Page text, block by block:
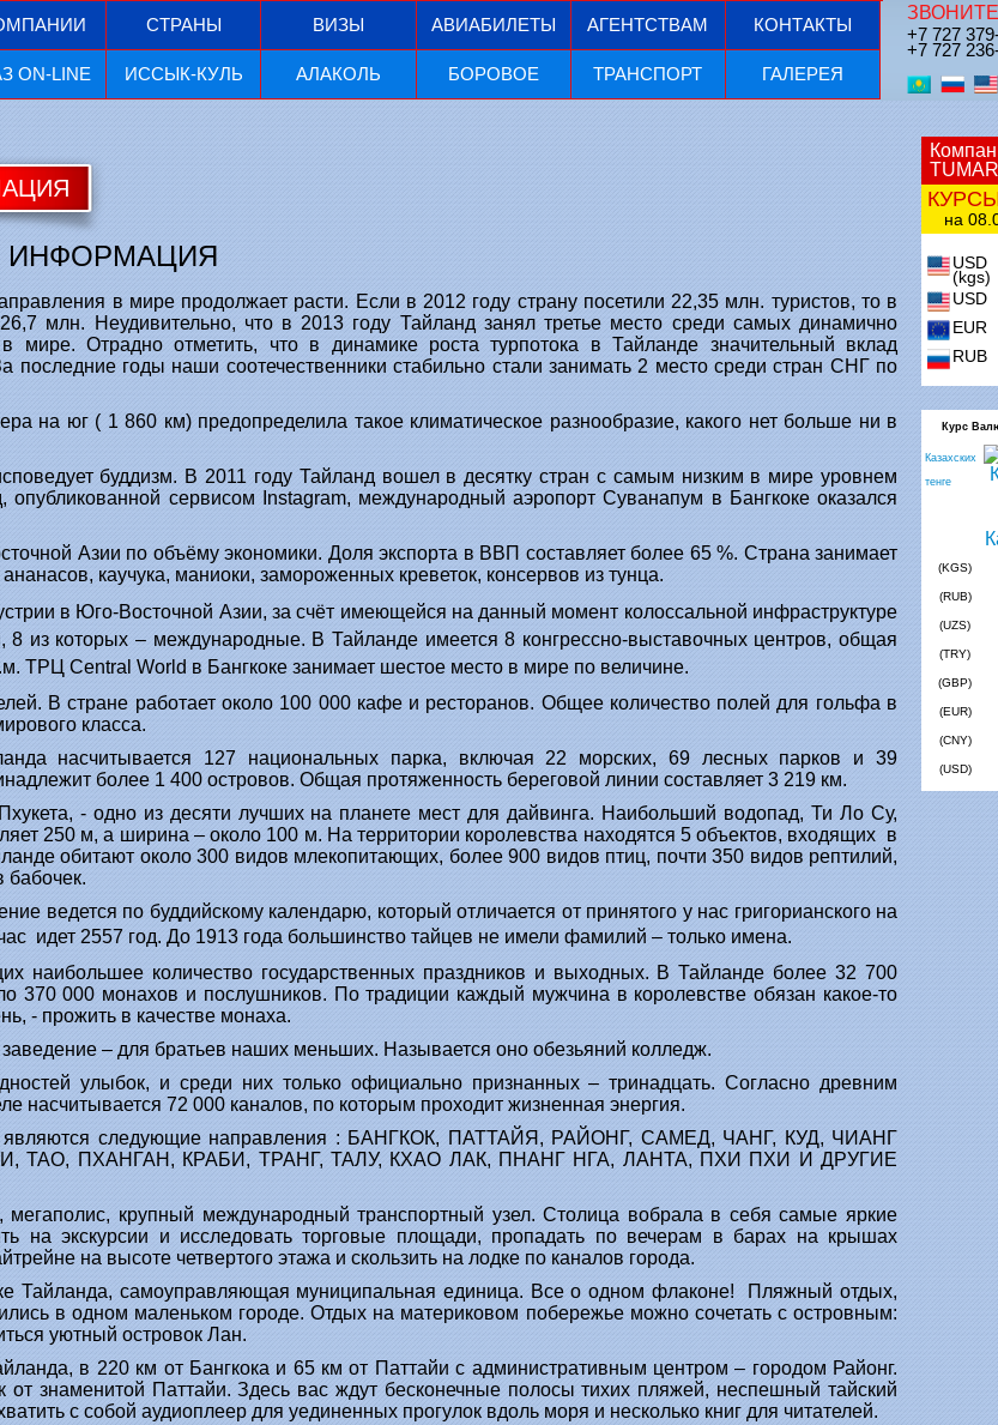
СТРАНЫ ВИЗЫ АВИАБИЛЕТЫ АГЕНТСТВАМ КОНТАКТЫ
ON-LINE ИССЫК-КУЛЬ АЛАКОЛЬ БОРОВОЕ ТРАНСПОРТ ГАЛЕРЕЯ
+7 727
+7 727
ИНФОРМАЦИЯ
в мире продолжает расти. Если в 2012 году страну посетили 22,35 млн. туристов, то в
млн. Неудивительно, что в 2013 году Тайланд занял третье место среди самых динамично
мире. Отрадно отметить, что в динамике роста турпотока в Тайланде значительный вклад
последние годы наши соотечественники стабильно стали занимать 2 место среди стран СНГ по
на юг ( 1 860 км) предопределила такое климатическое разнообразие, какого нет больше ни в
буддизм. В 2011 году Тайланд вошел в десятку стран с самым низким в мире уровнем
сервисом Instagram, международный аэропорт Суванапум в Бангкоке оказался
Азии по объёму экономики. Доля экспорта в ВВП составляет более 65 %. Страна занимает
каучука, маниоки, замороженных креветок, консервов из тунца.
в Юго-Восточной Азии, за счёт имеющейся на данный момент колоссальной инфраструктуре
8 из которых – международные. В Тайланде имеется 8 конгрессно-выставочных центров, общая
ТРЦ Central World в Бангкоке занимает шестое место в мире по величине.
В стране работает около 100 000 кафе и ресторанов. Общее количество полей для гольфа в
класса.
насчитывается 127 национальных парка, включая 22 морских, 69 лесных парков и 39
более 1 400 островов. Общая протяженность береговой линии составляет 3 219 км.
- одно из десяти лучших на планете мест для дайвинга. Наибольший водопад, Ти Ло Су,
250 м, а ширина – около 100 м. На территории королевства находятся 5 объектов, входящих в
обитают около 300 видов млекопитающих, более 900 видов птиц, почти 350 видов рептилий,
ведется по буддийскому календарю, который отличается от принятого у нас григорианского на
идет 2557 год. До 1913 года большинство тайцев не имели фамилий – только имена.
наибольшее количество государственных праздников и выходных. В Тайланде более 32 700
370 000 монахов и послушников. По традиции каждый мужчина в королевстве обязан какое-то
- прожить в качестве монаха.
– для братьев наших меньших. Называется оно обезьяний колледж.
улыбок, и среди них только официально признанных – тринадцать. Согласно древним
насчитывается 72 000 каналов, по которым проходит жизненная энергия.
являются следующие направления : БАНГКОК, ПАТТАЙЯ, РАЙОНГ, САМЕД, ЧАНГ, КУД, ЧИАНГ
ТАО, ПХАНГАН, КРАБИ, ТРАНГ, ТАЛУ, КХАО ЛАК, ПНАНГ НГА, ЛАНТА, ПХИ ПХИ И ДРУГИЕ
крупный международный транспортный узел. Столица вобрала в себя самые яркие
на экскурсии и исследовать торговые площади, пропадать по вечерам в барах на крышах
на высоте четвертого этажа и скользить на лодке по каналов города.
Тайланда, самоуправляющая муниципальная единица. Все о одном флаконе! Пляжный отдых,
в одном маленьком городе. Отдых на материковом побережье можно сочетать с островным:
уютный островок Лан.
в 220 км от Бангкока и 65 км от Паттайи с административным центром – городом Районг.
от знаменитой Паттайи. Здесь вас ждут бесконечные полосы тихих пляжей, неспешный тайский
с собой аудиоплеер для уединенных прогулок вдоль моря и несколько книг для читателей.
на
USD
(kgs)
USD
EUR
RUB
Курс
Казахских
тенге
(KGS)
(RUB)
(UZS)
(TRY)
(GBP)
(EUR)
(CNY)
(USD)